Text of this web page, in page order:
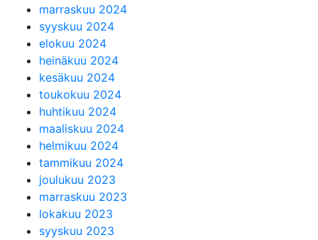
marraskuu 2024
syyskuu 2024
elokuu 2024
heinäkuu 2024
kesäkuu 2024
toukokuu 2024
huhtikuu 2024
maaliskuu 2024
helmikuu 2024
tammikuu 2024
joulukuu 2023
marraskuu 2023
lokakuu 2023
syyskuu 2023